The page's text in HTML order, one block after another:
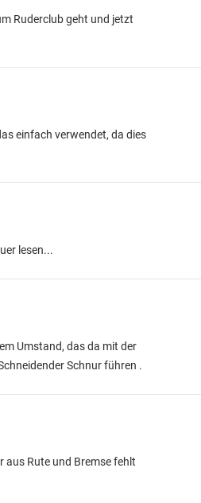
Ruderclub geht und jetzt
einfach verwendet, da dies
lesen...
Umstand, das da mit der
Schnur führen .
aus Rute und Bremse fehlt